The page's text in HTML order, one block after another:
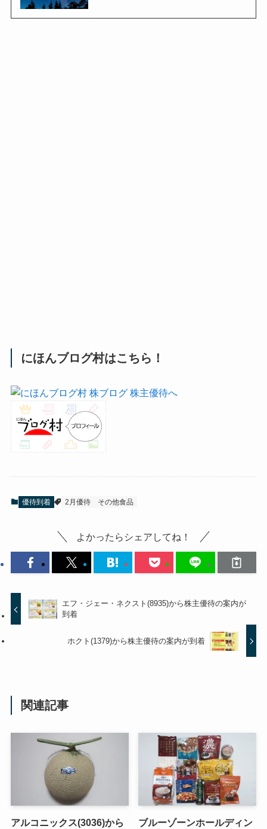
にほんブログ村はこちら！
優待到着 2月優待 その他食品
よかったらシェアしてね！
エフ・ジェー・ネクスト(8935)から株主優待の案内が
到着
ホクト(1379)から株主優待の案内が到着
関連記事
アルコニックス(3036)から
ブルーゾーンホールディン